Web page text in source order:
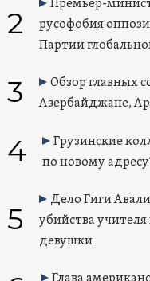
2
Премьер-
русофобия
Партии
3
Обзор главных
Азербайджане,
4
Грузинские
по новому
5
Дело Гиги
убийства
девушки